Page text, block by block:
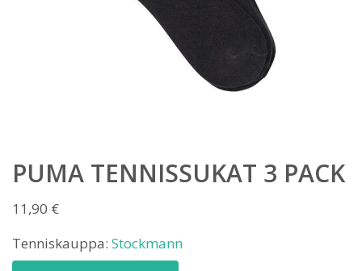
PUMA TENNISSUKAT 3 PACK
11,90 €
Tenniskauppa: Stockmann